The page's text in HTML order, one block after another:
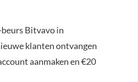
Bitvavo in
klanten ontvangen
aanmaken en €20